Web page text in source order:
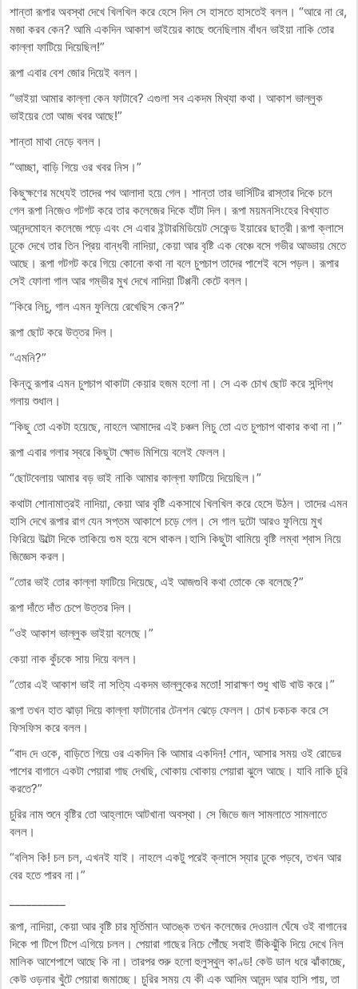
শান্তা রূপার অবস্থা দেখে খিলখিল করে হেসে দিল সে হাসতে হাসতেই বলল। “আরে না রে,
মজা করব কেন? আমি একদিন আকাশ ভাইয়ের কাছে শুনেছিলাম বাঁধন ভাইয়া নাকি তোর
কাল্লা ফাটিয়ে দিয়েছিল!”
রূপা এবার বেশ জোর দিয়েই বলল।
“ভাইয়া আমার কাল্লা কেন ফাটাবে? এগুলা সব একদম মিথ্যা কথা। আকাশ ভাল্লুক
ভাইয়ের তো আজ খবর আছে!”
শান্তা মাথা নেড়ে বলল।
“আচ্ছা, বাড়ি গিয়ে ওর খবর নিস।”
কিছুক্ষণের মধ্যেই তাদের পথ আলাদা হয়ে গেল। শান্তা তার ভার্সিটির রাস্তার দিকে চলে
গেল রূপা নিজেও গটগট করে তার কলেজের দিকে হাঁটা দিল। রূপা ময়মনসিংহের বিখ্যাত
আনন্দমোহন কলেজে পড়ে এবং সে এবার ইন্টারমিডিয়েট সেকেন্ড ইয়ারের ছাত্রী।রূপা ক্লাসে
ঢুকে দেখে তার তিন প্রিয় বান্ধবী নাদিয়া, কেয়া আর বৃষ্টি এক বেঞ্চে বসে গভীর আড্ডায় মেতে
আছে। রূপা গটগট করে গিয়ে কোনো কথা না বলে চুপচাপ তাদের পাশেই বসে পড়ল। রূপার
সেই ফোলা গাল আর গম্ভীর মুখ দেখে নাদিয়া টিপ্পনী কেটে বলল।
“কিরে লিচু, গাল এমন ফুলিয়ে রেখেছিস কেন?”
রূপা ছোট করে উত্তর দিল।
“এমনি?”
কিন্তু রূপার এমন চুপচাপ থাকাটা কেয়ার হজম হলো না। সে এক চোখ ছোট করে সন্দিগ্ধ
গলায় শুধাল।
“কিছু তো একটা হয়েছে, নাহলে আমাদের এই চঞ্চল লিচু তো এত চুপচাপ থাকার কথা না।”
রূপা এবার গলার স্বরে কিছুটা ক্ষোভ মিশিয়ে বলেই ফেলল।
“ছোটবেলায় আমার বড় ভাই নাকি আমার কাল্লা ফাটিয়ে দিয়েছিল।”
কথাটা শোনামাত্রই নাদিয়া, কেয়া আর বৃষ্টি একসাথে খিলখিল করে হেসে উঠল। তাদের এমন
হাসি দেখে রূপার রাগ যেন সপ্তম আকাশে চড়ে গেল। সে গাল দুটো আরও ফুলিয়ে মুখ
ফিরিয়ে উল্টো দিকে তাকিয়ে গুম হয়ে বসে থাকল।হাসি কিছুটা থামিয়ে বৃষ্টি লম্বা শ্বাস নিয়ে
জিজ্ঞেস করল।
“তোর ভাই তোর কাল্লা ফাটিয়ে দিয়েছে, এই আজগুবি কথা তোকে কে বলেছে?”
রূপা দাঁতে দাঁত চেপে উত্তর দিল।
“ওই আকাশ ভাল্লুক ভাইয়া বলেছে।”
কেয়া নাক কুঁচকে সায় দিয়ে বলল।
“তোর এই আকাশ ভাই না সত্যি একদম ভাল্লুকের মতো! সারাক্ষণ শুধু খাউ খাউ করে।”
রূপা তখন হাত ঝাড়া দিয়ে কাল্লা ফাটানোর টেনশন ঝেড়ে ফেলল। চোখ চকচক করে সে
ফিসফিস করে বলল।
“বাদ দে ওকে, বাড়িতে গিয়ে ওর একদিন কি আমার একদিন! শোন, আসার সময় ওই রোডের
পাশের বাগানে একটা পেয়ারা গাছ দেখছি, থোকায় থোকায় পেয়ারা ঝুলে আছে। যাবি নাকি চুরি
করতে?”
চুরির নাম শুনে বৃষ্টির তো আহ্লাদে আটখানা অবস্থা। সে জিভে জল সামলাতে সামলাতে
বলল।
“বলিস কি! চল চল, এখনই যাই। নাহলে একটু পরেই ক্লাসে স্যার ঢুকে পড়বে, তখন আর
বের হতে পারব না।”
রূপা, নাদিয়া, কেয়া আর বৃষ্টি চার মূর্তিমান আতঙ্ক তখন কলেজের দেওয়াল ঘেঁষে ওই বাগানের
দিকে পা টিপে টিপে এগিয়ে চলল। পেয়ারা গাছের নিচে পৌঁছে সবাই উঁকিঝুঁকি দিয়ে দেখে নিল
মালিক আশেপাশে আছে কি না। তারপর শুরু হলো হুলুস্থুল কাণ্ড! কেউ ডাল ধরে ঝাঁকাচ্ছে,
কেউ ওড়নার খুঁটে পেয়ারা জমাচ্ছে। চুরির সময় যে কী এক আদিম আনন্দ আর হাসি পায়, তা